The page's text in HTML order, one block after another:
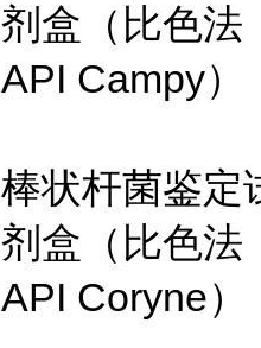
剂盒（比色法
API Campy）
棒状杆菌鉴定
剂盒（比色法
API Coryne）